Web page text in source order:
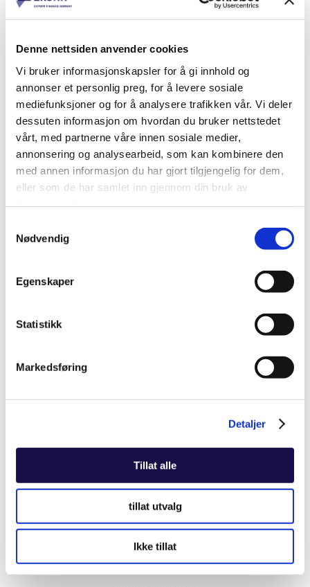
Denne nettsiden anvender cookies
Vi bruker informasjonskapsler for å gi innhold og
annonser et personlig preg, for å levere sosiale
mediefunksjoner og for å analysere trafikken vår. Vi deler
dessuten informasjon om hvordan du bruker nettstedet
vårt, med partnerne våre innen sosiale medier,
annonsering og analysearbeid, som kan kombinere den
med annen informasjon du har gjort tilgjengelig for dem,
eller som de har samlet inn gjennom din bruk av
Nødvendig
Egenskaper
Statistikk
Markedsføring
Detaljer
Tillat alle
tillat utvalg
Ikke tillat
Elin Carinder